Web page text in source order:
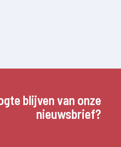
blijven van onze
nieuwsbrief?